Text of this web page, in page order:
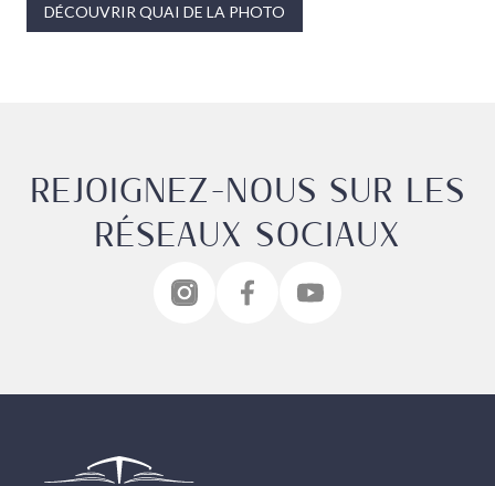
DÉCOUVRIR QUAI DE LA PHOTO
REJOIGNEZ-NOUS SUR LES
RÉSEAUX SOCIAUX